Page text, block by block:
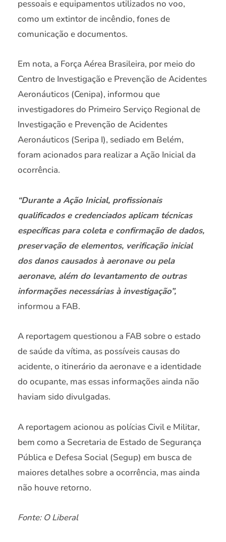
pessoais e equipamentos utilizados no voo,
como um extintor de incêndio, fones de
comunicação e documentos.
Em nota, a Força Aérea Brasileira, por meio do
Centro de Investigação e Prevenção de Acidentes
Aeronáuticos (Cenipa), informou que
investigadores do Primeiro Serviço Regional de
Investigação e Prevenção de Acidentes
Aeronáuticos (Seripa I), sediado em Belém,
foram acionados para realizar a Ação Inicial da
ocorrência.
“Durante a Ação Inicial, profissionais
qualificados e credenciados aplicam técnicas
específicas para coleta e confirmação de dados,
preservação de elementos, verificação inicial
dos danos causados à aeronave ou pela
aeronave, além do levantamento de outras
informações necessárias à investigação”,
informou a FAB.
A reportagem questionou a FAB sobre o estado
de saúde da vítima, as possíveis causas do
acidente, o itinerário da aeronave e a identidade
do ocupante, mas essas informações ainda não
haviam sido divulgadas.
A reportagem acionou as polícias Civil e Militar,
bem como a Secretaria de Estado de Segurança
Pública e Defesa Social (Segup) em busca de
maiores detalhes sobre a ocorrência, mas ainda
não houve retorno.
Fonte: O Liberal